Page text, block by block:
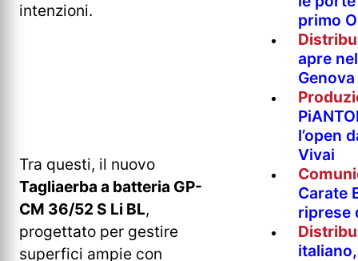
intenzioni.
Tra questi, il nuovo
Tagliaerba a batteria GP-
CM 36/52 S Li BL,
progettato per gestire
superfici ampie con
primo
apre
Genova
l’open
Vivai
Carate
riprese